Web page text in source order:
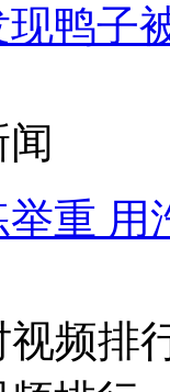
现鸭子
重 用
视频排